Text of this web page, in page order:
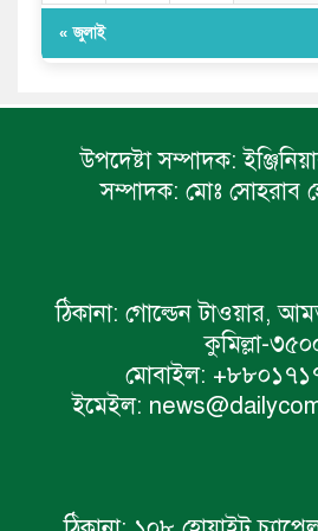
« জুলাই
উপদেষ্টা সম্পাদক:
সম্পাদক: মোঃ সোহরাব
ঠিকানা: গোল্ডেন টাওয়ার,
কুমিল্লা-
মোবাইল:
ইমেইল: